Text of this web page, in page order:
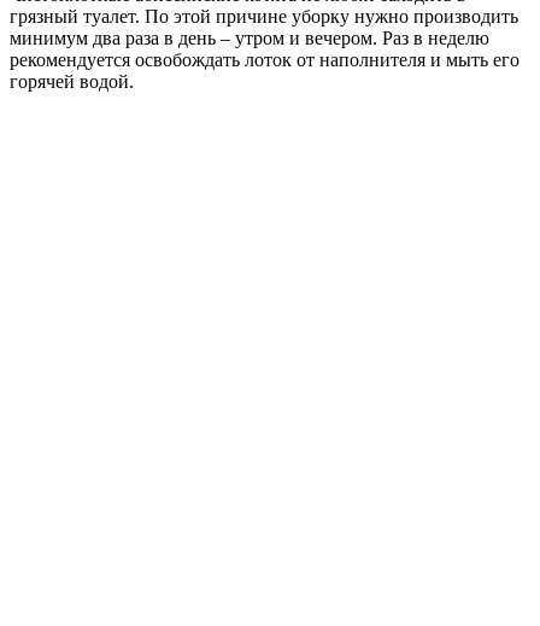
грязный туалет. По этой причине уборку нужно производить
минимум два раза в день – утром и вечером. Раз в неделю
рекомендуется освобождать лоток от наполнителя и мыть его
горячей водой.